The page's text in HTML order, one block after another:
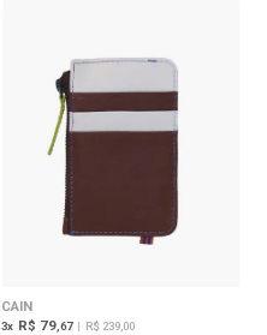
CAIN
3x R$ 79,67 | R$ 239,00